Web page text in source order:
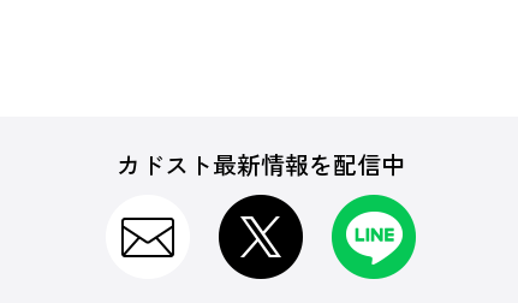
カドスト最新情報を配信中